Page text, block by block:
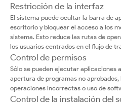
Restricción de la interfaz
El sistema puede ocultar la barra de
escritorio y bloquear el acceso a los
sistema. Esto reduce las rutas de
los usuarios centrados en el flujo de
Control de permisos
Sólo se pueden ejecutar aplicaciones
apertura de programas no
operaciones incorrectas o uso de
Control de la instalación del